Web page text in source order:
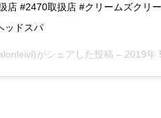
店 #2470取扱店 #クリームズクリ
ッドスパ
がシェアした投稿 – 2019年 5